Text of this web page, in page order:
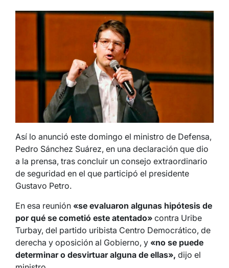
Así lo anunció este domingo el ministro de Defensa,
Pedro Sánchez Suárez, en una declaración que dio
a la prensa, tras concluir un consejo extraordinario
de seguridad en el que participó el presidente
Gustavo Petro.
En esa reunión «se evaluaron algunas hipótesis de
por qué se cometió este atentado» contra Uribe
Turbay, del partido uribista Centro Democrático, de
derecha y oposición al Gobierno, y «no se puede
determinar o desvirtuar alguna de ellas», dijo el